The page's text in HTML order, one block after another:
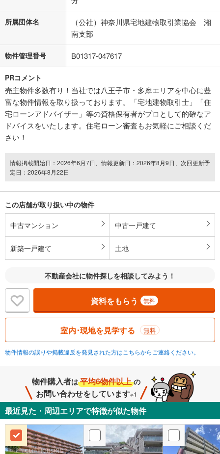
所属団体名
（公社）神奈川県宅地建物取引業協会 湘
南支部
物件管理番号 B01317-047617
PRコメント
売主物件多数有り！当社では八王子市・多摩エリアを中心に豊
富な物件情報を取り扱っております。「宅地建物取引士」「住
宅ローンアドバイザー」等の資格保有者がプロとして的確なア
ドバイスをいたします。住宅ローン審査もお気軽にご相談くだ
さい！
情報掲載開始日：2026年6月7日、情報更新日：2026年8月9日、次回更新予
定日：2026年8月22日
この店舗が取り扱い中の物件
中古マンション 中古一戸建て
新築一戸建て 土地
不動産会社に物件探しを相談してみよう！
資料をもらう 無料
室内･現地を見学する 無料
物件情報の誤りや掲載違反を発見された方はこちらからご連絡ください。
物件購入者は 平均6物件以上 の
お問い合わせをしています※1
最近見た・周辺エリアで特徴が似た物件